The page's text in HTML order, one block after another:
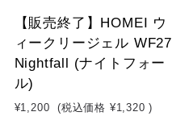
【販売終了】HOMEI ウ
ィークリージェル WF27
Nightfall (ナイトフォー
ル)
¥1,200 (税込価格 ¥1,320 )